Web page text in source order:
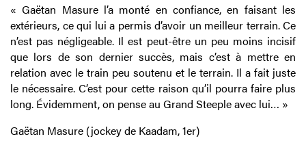
« Gaëtan Masure l’a monté en confiance, en faisant les
extérieurs, ce qui lui a permis d’avoir un meilleur terrain. Ce
n’est pas négligeable. Il est peut-être un peu moins incisif
que lors de son dernier succès, mais c’est à mettre en
relation avec le train peu soutenu et le terrain. Il a fait juste
le nécessaire. C’est pour cette raison qu’il pourra faire plus
long. Évidemment, on pense au Grand Steeple avec lui… »
Gaëtan Masure (jockey de Kaadam, 1er)